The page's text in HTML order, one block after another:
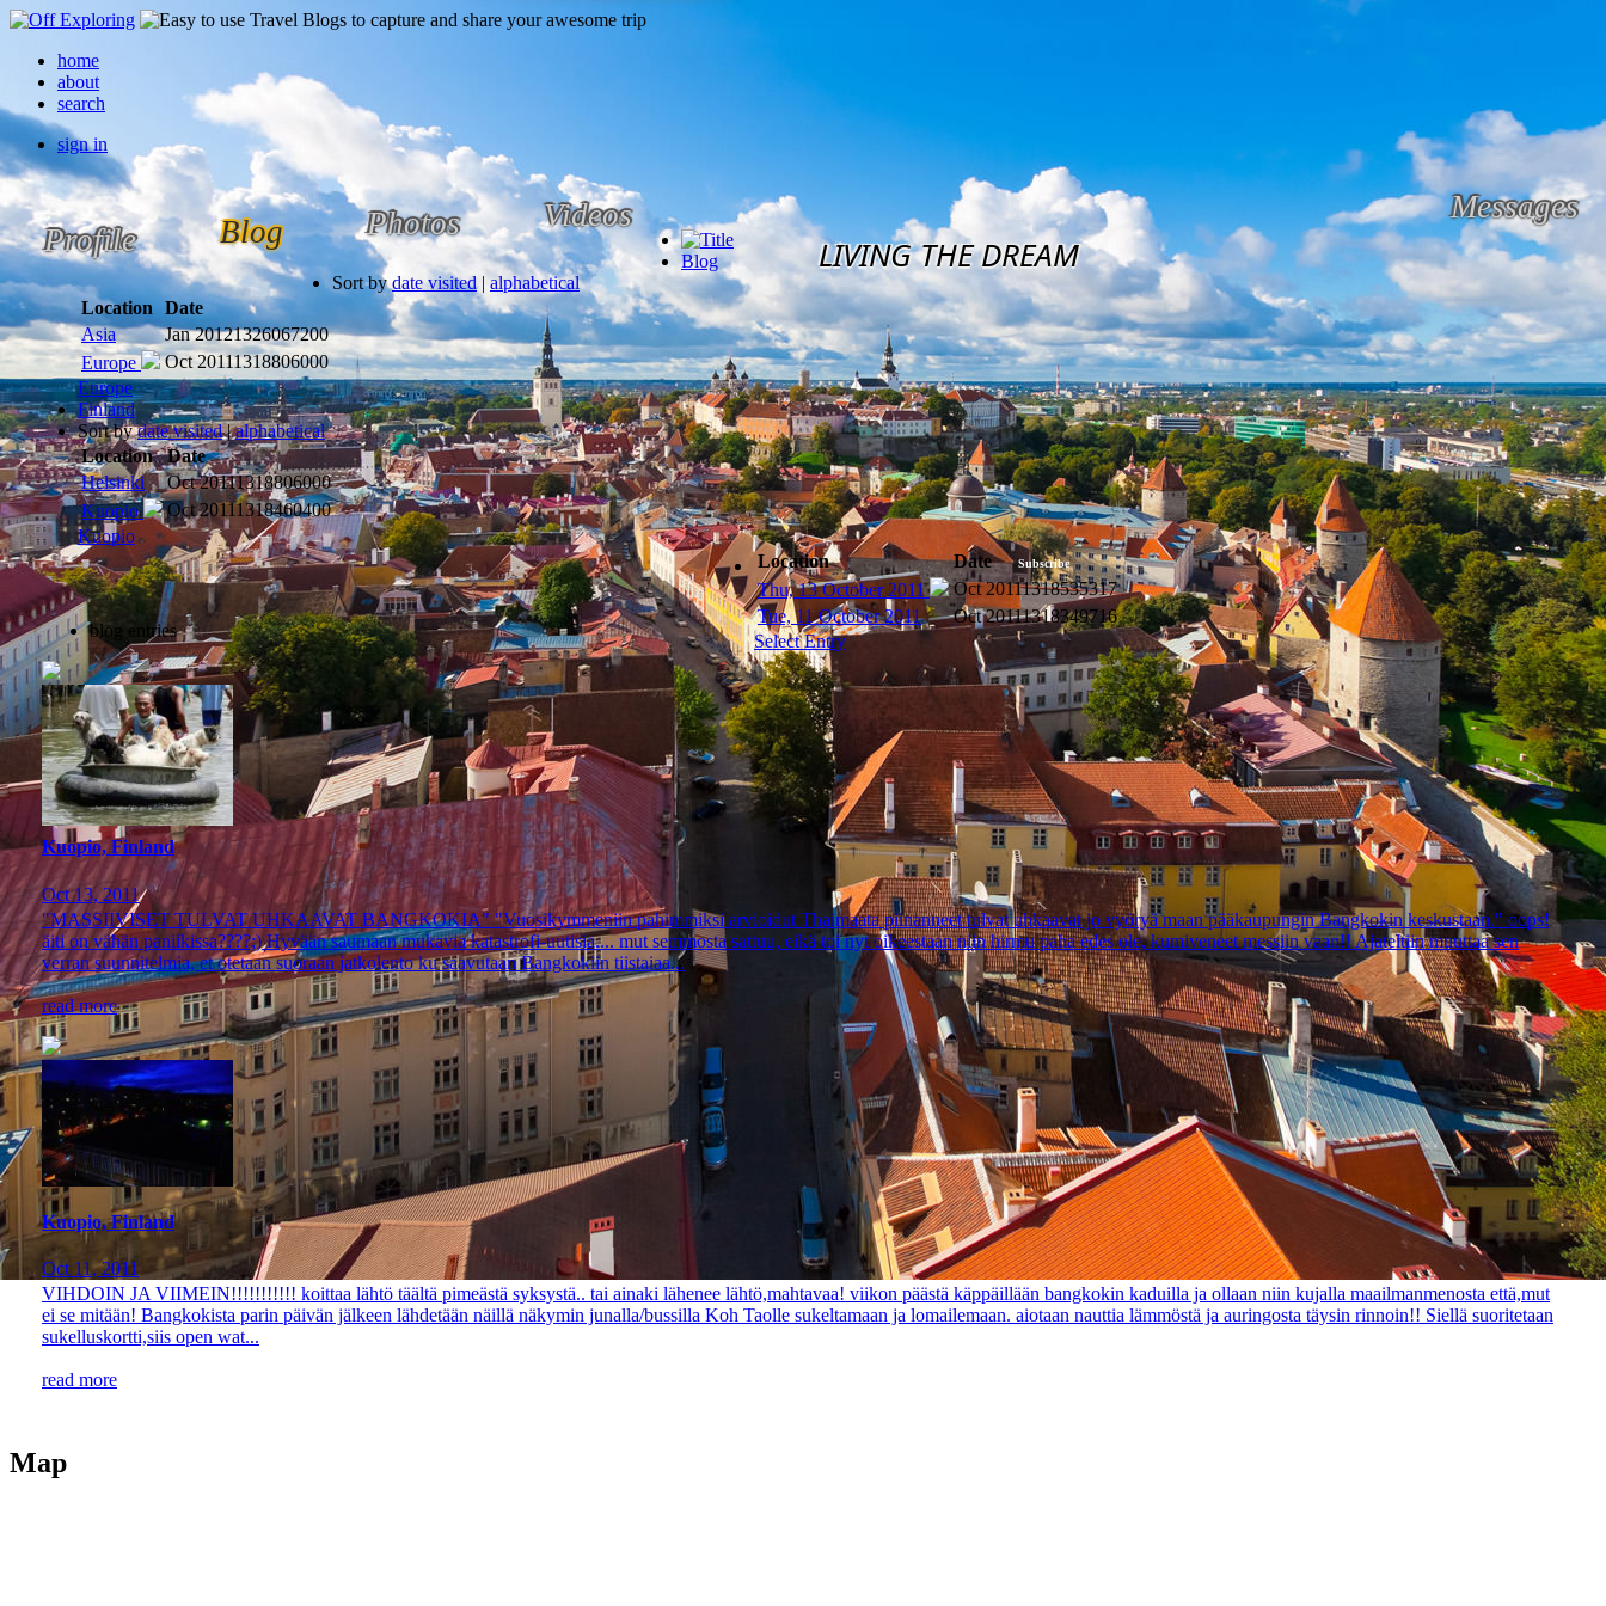
home
about
search
sign in
Profile Blog Photos Videos Messages
Subscribe
LIVING THE DREAM
Blog
Sort bydate visited | alphabetical
Location
Date
Asia
Jan 20121326067200
Europe
Oct 20111318806000
Europe
Finland
Sort bydate visited | alphabetical
Location
Date
Helsinki
Oct 20111318806000
Kuopio
Oct 20111318460400
Kuopio
Location
Date
Thu, 13 October 2011
Oct 20111318535317
Tue, 11 October 2011
Oct 20111318349716
Select Entry
blog entries
Kuopio, Finland
Oct 13, 2011
"MASSIIVISET TULVAT UHKAAVAT BANGKOKIA" "Vuosikymmeniin pahimmiksi arvioidut Thaimaata piinanneet tulvat uhkaavat jo vyöryä maan pääkaupungin Bangkokin keskustaan." oops!
äiti on vähän paniikissa????;) Hyvään saumaan mukavia katastrofi-uutisia.... mut semmosta sattuu, eikä toi nyt oikeestaan niin hirmu paha edes ole, kumiveneet messiin vaan!! Ajateltiin muuttaa sen
verran suunnitelmia, et otetaan suoraan jatkolento ku saavutaan Bangkokiin tiistaiaa...
read more
Kuopio, Finland
Oct 11, 2011
VIHDOIN JA VIIMEIN!!!!!!!!!!! koittaa lähtö täältä pimeästä syksystä.. tai ainaki lähenee lähtö,mahtavaa! viikon päästä käppäillään bangkokin kaduilla ja ollaan niin kujalla maailmanmenosta että,mut
ei se mitään! Bangkokista parin päivän jälkeen lähdetään näillä näkymin junalla/bussilla Koh Taolle sukeltamaan ja lomailemaan. aiotaan nauttia lämmöstä ja auringosta täysin rinnoin!! Siellä suoritetaan
sukelluskortti,siis open wat...
read more
Map